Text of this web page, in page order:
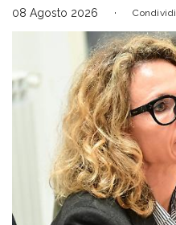
08 Agosto 2026 Condividi